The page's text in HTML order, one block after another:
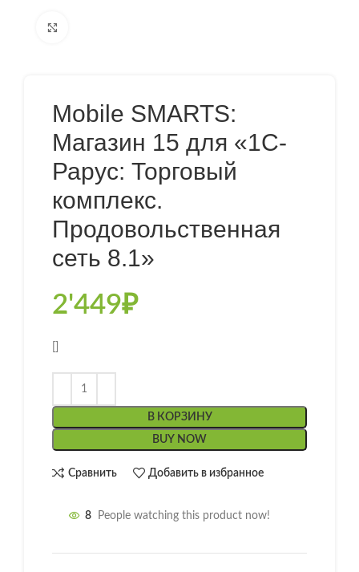
Mobile SMARTS:
Магазин 15 для «1С-
Рарус: Торговый
комплекс.
Продовольственная
сеть 8.1»
2'449₽
В КОРЗИНУ
BUY NOW
Сравнить Добавить в избранное
8 People watching this product now!